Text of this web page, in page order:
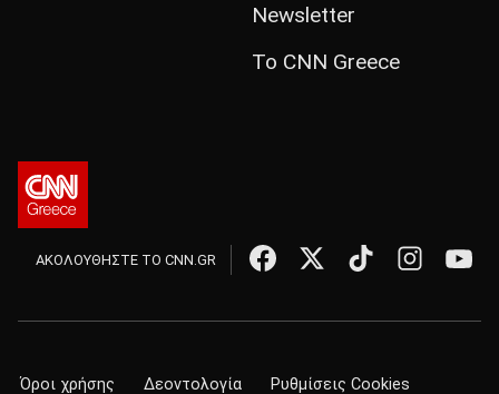
Newsletter
Το CNN Greece
ΑΚΟΛΟΥΘΗΣΤΕ ΤΟ CNN.GR
Όροι χρήσης Δεοντολογία Ρυθμίσεις Cookies